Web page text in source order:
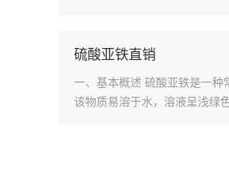
硫酸亚铁直销
一、基本概述 硫酸亚铁是一种
该物质易溶于水，溶液呈浅绿